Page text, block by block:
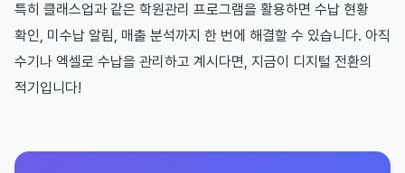
특히 클래스업과 같은 학원관리 프로그램을 활용하면 수납 현황
확인, 미수납 알림, 매출 분석까지 한 번에 해결할 수 있습니다. 아직
수기나 엑셀로 수납을 관리하고 계시다면, 지금이 디지털 전환의
적기입니다!